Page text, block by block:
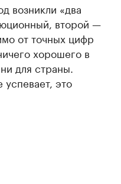
возникли «два
второй —
от точных цифр
хорошего в
для страны.
это